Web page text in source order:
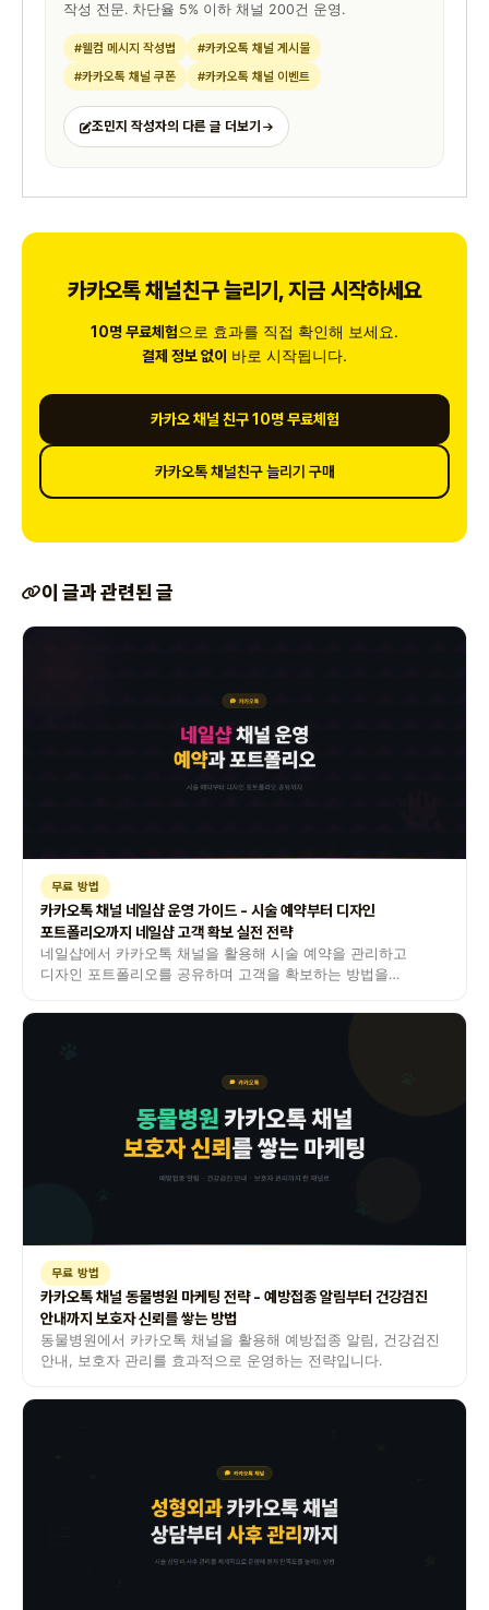
작성 전문. 차단율 5% 이하 채널 200건 운영.
#웰컴 메시지 작성법
#카카오톡 채널 게시물
#카카오톡 채널 쿠폰
#카카오톡 채널 이벤트
조민지 작성자의 다른 글 더보기
카카오톡 채널친구 늘리기, 지금 시작하세요
10명 무료체험으로 효과를 직접 확인해 보세요.
결제 정보 없이 바로 시작됩니다.
카카오 채널 친구 10명 무료체험
카카오톡 채널친구 늘리기 구매
이 글과 관련된 글
무료 방법
카카오톡 채널 네일샵 운영 가이드 - 시술 예약부터 디자인
포트폴리오까지 네일샵 고객 확보 실전 전략
네일샵에서 카카오톡 채널을 활용해 시술 예약을 관리하고
디자인 포트폴리오를 공유하며 고객을 확보하는 방법을
무료 방법
카카오톡 채널 동물병원 마케팅 전략 - 예방접종 알림부터 건강검진
안내까지 보호자 신뢰를 쌓는 방법
동물병원에서 카카오톡 채널을 활용해 예방접종 알림, 건강검진
안내, 보호자 관리를 효과적으로 운영하는 전략입니다.